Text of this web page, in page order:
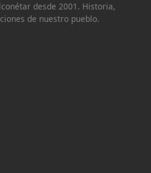
desde 2001. Historia,
de nuestro pueblo.